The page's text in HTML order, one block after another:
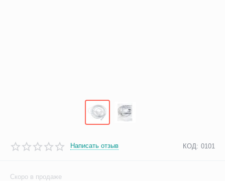
Написать отзыв КОД: 0101
Скоро в продаже